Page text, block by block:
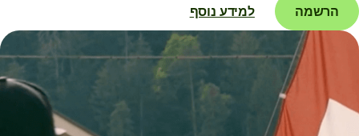
הרשמה למידע נוסף